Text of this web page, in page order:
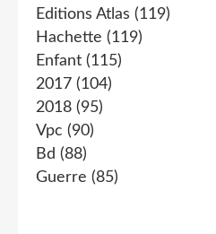
Editions Atlas (119)
Hachette (119)
Enfant (115)
2017 (104)
2018 (95)
Vpc (90)
Bd (88)
Guerre (85)